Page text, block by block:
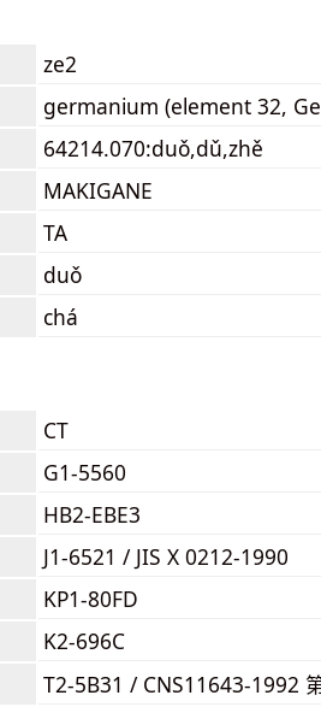
ze2
germanium (element 32,
64214.070:duǒ,dǔ,zhě
MAKIGANE
TA
duǒ
chá
CT
G1-5560
HB2-EBE3
J1-6521 / JIS X 0212-1990
KP1-80FD
K2-696C
T2-5B31 / CNS11643-1992